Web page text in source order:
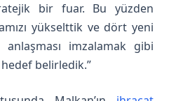
bir fuar. Bu yüzden
yükselttik ve dört yeni
imzalamak gibi
belirledik.”